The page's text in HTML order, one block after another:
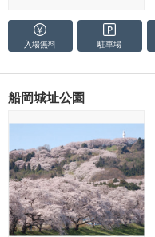
入場無料 駐車場
船岡城址公園